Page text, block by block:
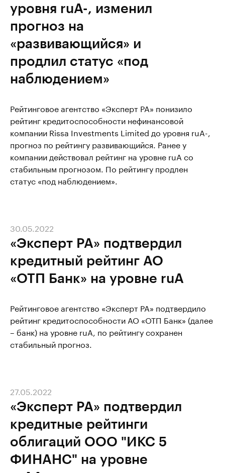
уровня ruA-, изменил
прогноз на
«развивающийся» и
продлил статус «под
наблюдением»
Рейтинговое агентство «Эксперт РА» понизило
рейтинг кредитоспособности нефинансовой
компании Rissa Investments Limited до уровня ruA-,
прогноз по рейтингу развивающийся. Ранее у
компании действовал рейтинг на уровне ruA со
стабильным прогнозом. По рейтингу продлен
статус «под наблюдением».
«Эксперт РА» подтвердил
кредитный рейтинг АО
«ОТП Банк» на уровне ruA
30.05.2022
Рейтинговое агентство «Эксперт РА» подтвердило
рейтинг кредитоспособности АО «ОТП Банк» (далее
– банк) на уровне ruA, по рейтингу сохранен
стабильный прогноз.
«Эксперт РА» подтвердил
кредитные рейтинги
облигаций ООО "ИКС 5
ФИНАНС" на уровне
27.05.2022